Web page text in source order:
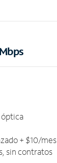
+ $10/mes
sin contratos